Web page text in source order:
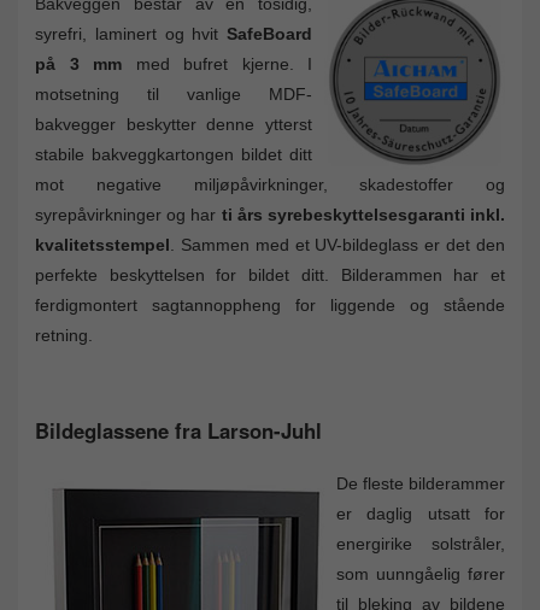
Bakveggen består av en tosidig,
syrefri, laminert og hvit SafeBoard
på 3 mm med bufret kjerne. I
motsetning til vanlige MDF-
bakvegger beskytter denne ytterst
stabile bakveggkartongen bildet ditt
mot negative miljøpåvirkninger, skadestoffer og
syrepåvirkninger og har ti års syrebeskyttelsesgaranti inkl.
kvalitetsstempel. Sammen med et UV-bildeglass er det den
perfekte beskyttelsen for bildet ditt. Bilderammen har et
ferdigmontert sagtannoppheng for liggende og stående
retning.
Bildeglassene fra Larson-Juhl
De fleste bilderammer
er daglig utsatt for
energirike solstråler,
som uunngåelig fører
til bleking av bildene